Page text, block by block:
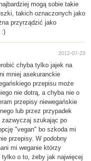
mogą sobie takie
takich oznaczonych jako
przyrządzić jako
:)
2012-07-23
chyba tylko jajek na
mniej asekuranckie
przepisu może
nie dotrą, a chyba nie o
przepisy niewegańskie
lub przez przypadek
szukając po
"vegan" bo szkoda mi
przepisy. W podobny
mi weganie którzy
o to, żeby jak najwięcej